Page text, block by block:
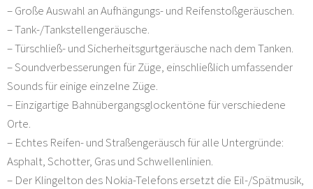
– Große Auswahl an Aufhängungs- und Reifenstoßgeräuschen.
– Tank-/Tankstellengeräusche.
– Türschließ- und Sicherheitsgurtgeräusche nach dem Tanken.
– Soundverbesserungen für Züge, einschließlich umfassender
Sounds für einige einzelne Züge.
– Einzigartige Bahnübergangsglockentöne für verschiedene
Orte.
– Echtes Reifen- und Straßengeräusch für alle Untergründe:
Asphalt, Schotter, Gras und Schwellenlinien.
– Der Klingelton des Nokia-Telefons ersetzt die Eil-/Spätmusik,